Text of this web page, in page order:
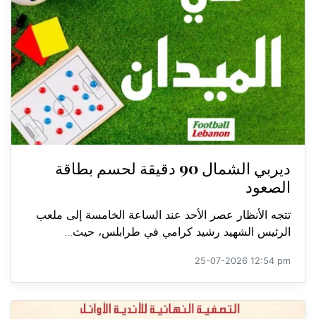
ديربي الشمال 90 دقيقة لحسم بطاقة
الصعود
تتجه الأنظار عصر الأحد عند الساعة الخامسة إلى ملعب
الرئيس الشهيد رشيد كرامي في طرابلس، حيث...
25-07-2026 12:54 pm